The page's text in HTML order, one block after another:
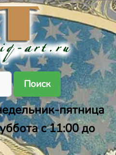
Поиск
пятница
с 11:00 до